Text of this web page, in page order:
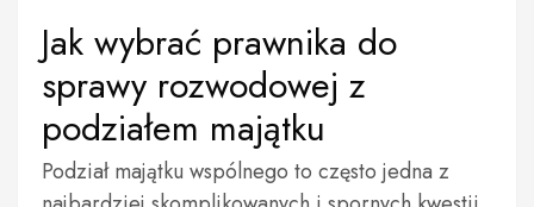
Jak wybrać prawnika do
sprawy rozwodowej z
podziałem majątku
Podział majątku wspólnego to często jedna z